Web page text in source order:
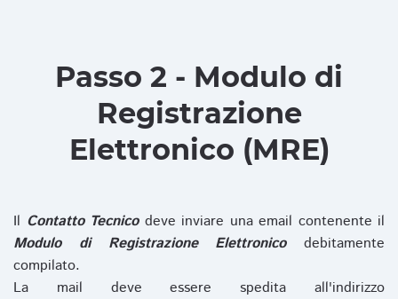
Passo 2 - Modulo di
Registrazione
Elettronico (MRE)
Il Contatto Tecnicodeve inviare una email contenente il
Modulo di Registrazione Elettronicodebitamente
compilato.
La mail deve essere spedita all'indirizzo